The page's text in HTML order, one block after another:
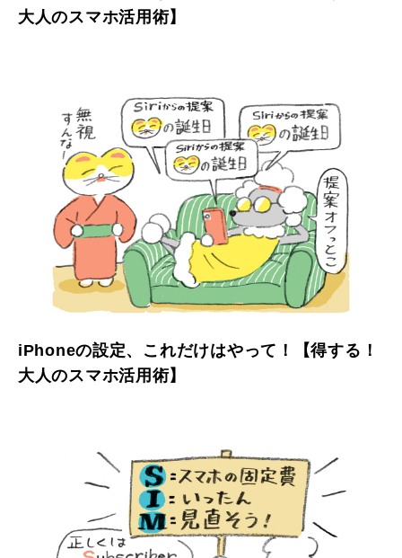
大人のスマホ活用術】
iPhoneの設定、これだけはやって！【得する！
大人のスマホ活用術】